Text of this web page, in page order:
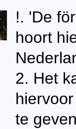
!. 'De
hoort
2. Het
te